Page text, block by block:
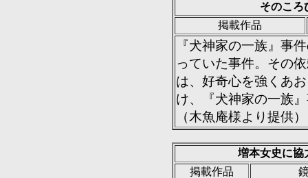
そのころ
掲載作品
『犬神家の一族』事
っていた事件。その
は、好奇心を強くあ
け、『犬神家の一族
（木魚庵様より提供）
増本女史に協
掲載作品